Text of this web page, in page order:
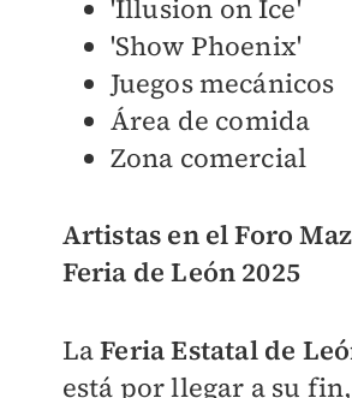
'Illusion on Ice'
'Show Phoenix'
Juegos mecánicos
Área de comida
Zona comercial
Artistas en el Foro
Feria de León 2025
LaFeria Estatal de
está por llegar a su